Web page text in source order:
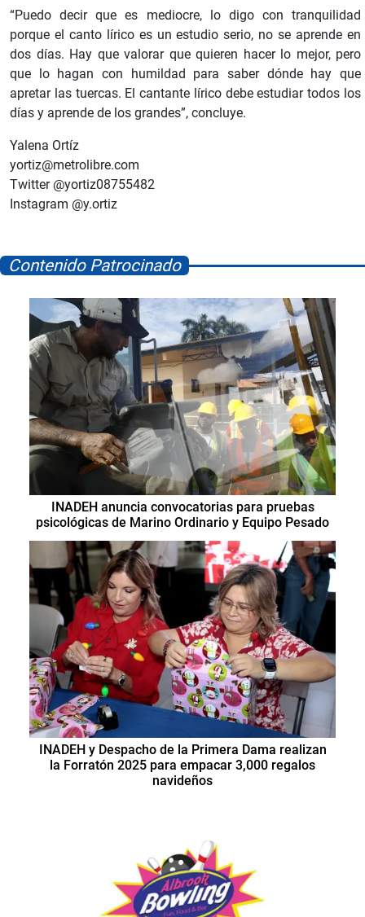
“Puedo decir que es mediocre, lo digo con tranquilidad
porque el canto lírico es un estudio serio, no se aprende en
dos días. Hay que valorar que quieren hacer lo mejor, pero
que lo hagan con humildad para saber dónde hay que
apretar las tuercas. El cantante lírico debe estudiar todos los
días y aprende de los grandes”, concluye.
Yalena Ortíz
yortiz@metrolibre.com
Twitter @yortiz08755482
Instagram @y.ortiz
Contenido Patrocinado
INADEH anuncia convocatorias para pruebas
psicológicas de Marino Ordinario y Equipo Pesado
INADEH y Despacho de la Primera Dama realizan
la Forratón 2025 para empacar 3,000 regalos
navideños